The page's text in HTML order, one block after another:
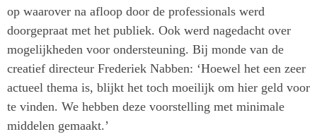
op waarover na afloop door de professionals werd
doorgepraat met het publiek. Ook werd nagedacht over
mogelijkheden voor ondersteuning. Bij monde van de
creatief directeur Frederiek Nabben: ‘Hoewel het een zeer
actueel thema is, blijkt het toch moeilijk om hier geld voor
te vinden. We hebben deze voorstelling met minimale
middelen gemaakt.’